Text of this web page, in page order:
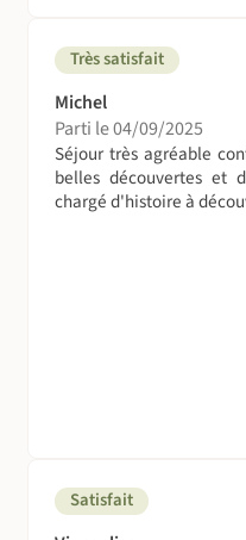
Très satisfait
Michel
Parti le 04/09/2025
Séjour très agréable
belles découvertes et
chargé d'histoire à
Satisfait